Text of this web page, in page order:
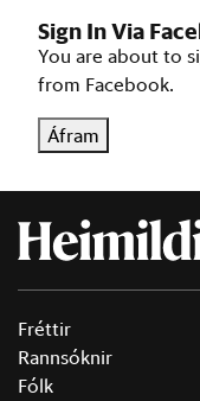
Sign In Via
You are about to
from Facebook.
Áfram
Fréttir
Rannsóknir
Fólk